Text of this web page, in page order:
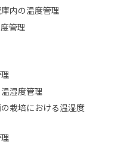
内の温度管理
管理
湿度管理
栽培における温湿度